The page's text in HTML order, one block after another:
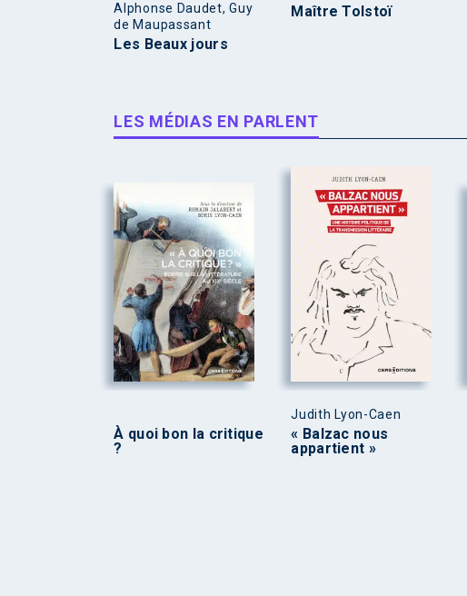
Alphonse Daudet, Guy
de Maupassant
Les Beaux jours
Maître Tolstoï
LES MÉDIAS EN PARLENT
À quoi bon la critique
?
Judith Lyon-Caen
« Balzac nous
appartient »